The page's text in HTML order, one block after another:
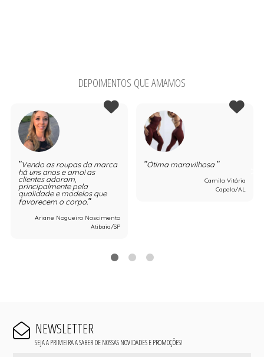
DEPOIMENTOS QUE AMAMOS
Vendo as roupas da marca
há uns anos e amo! as
clientes adoram,
principalmente pela
qualidade e modelos que
favorecem o corpo.
Ariane Nogueira Nascimento
Atibaia/SP
Ótima maravilhosa
Camila Vitória
Capela/AL
NEWSLETTER
SEJA A PRIMEIRA A SABER DE NOSSAS NOVIDADES E PROMOÇÕES!